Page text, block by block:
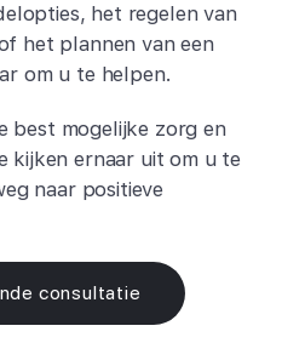
het regelen van
het plannen van een
om u te helpen.
best mogelijke zorg en
kijken ernaar uit om u te
naar positieve
consultatie